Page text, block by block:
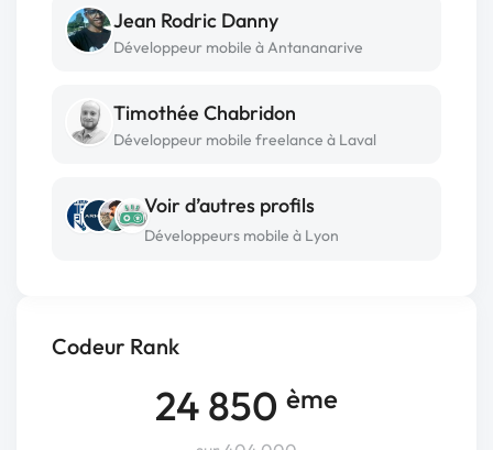
Codeur Rank
24 850 ème
Jean Rodric Danny
Développeur mobile à Antananarive
Timothée Chabridon
Développeur mobile freelance à Laval
Voir d’autres profils
Développeurs mobile à Lyon